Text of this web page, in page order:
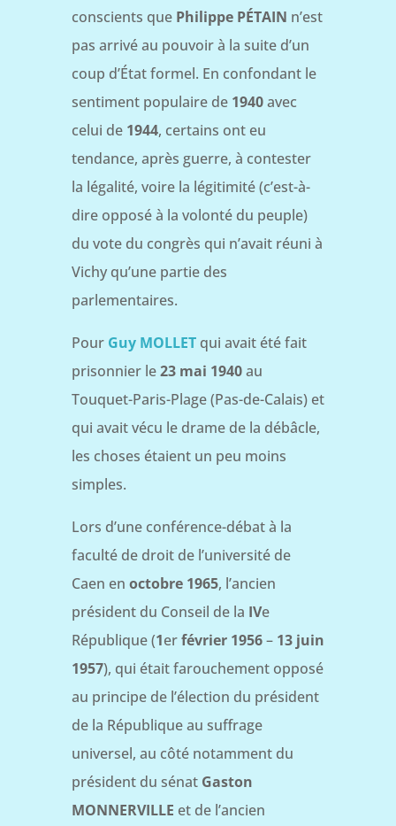
conscients que Philippe PÉTAIN n’est
pas arrivé au pouvoir à la suite d’un
coup d’État formel. En confondant le
sentiment populaire de 1940avec
celui de 1944, certains ont eu
tendance, après guerre, à contester
la légalité, voire la légitimité (c’est-à-
dire opposé à la volonté du peuple)
du vote du congrès qui n’avait réuni à
Vichy qu’une partie des
parlementaires.
Pour Guy MOLLETqui avait été fait
prisonnier le23 mai 1940au
Touquet-Paris-Plage (Pas-de-Calais) et
qui avait vécu le drame de la débâcle,
les choses étaient un peu moins
simples.
Lors d’une conférence-débat à la
faculté de droit de l’université de
Caen en octobre 1965, l’ancien
président du Conseil de la IVe
République (1erfévrier 1956– 13 juin
1957), qui était farouchement opposé
au principe de l’élection du président
de la République au suffrage
universel, au côté notamment du
président du sénat Gaston
MONNERVILLE et de l’ancien